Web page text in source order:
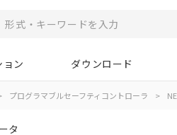
ョン ダウンロード
プログラマブルセーフティコントローラ >
タ